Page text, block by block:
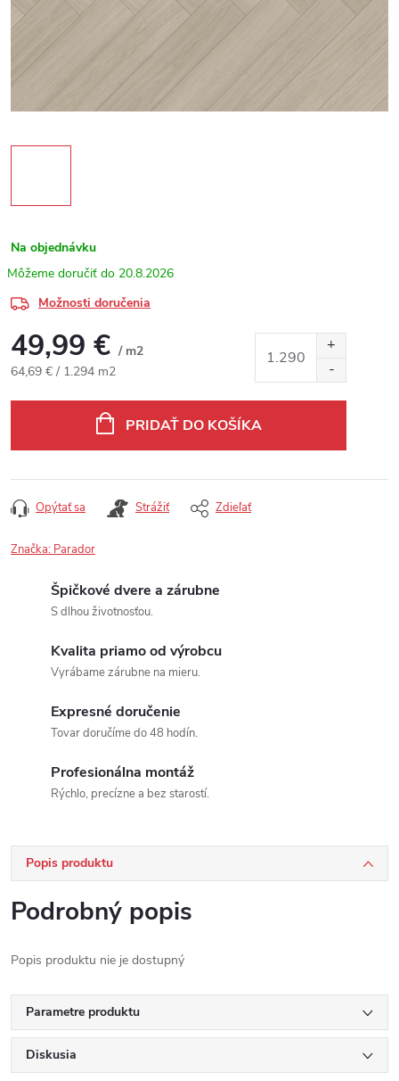
Na objednávku
20.8.2026
Možnosti doručenia
49,99 € / m2
Jednotková cena:
64,69 € / 1.294 m2
PRIDAŤ DO KOŠÍKA
Opýtať sa Strážiť Zdieľať
Značka: Parador
Špičkové dvere a zárubne
S dlhou životnosťou.
Kvalita priamo od výrobcu
Vyrábame zárubne na mieru.
Expresné doručenie
Tovar doručíme do 48 hodín.
Profesionálna montáž
Rýchlo, precízne a bez starostí.
Popis produktu
Podrobný popis
Popis produktu nie je dostupný
Parametre produktu
Diskusia